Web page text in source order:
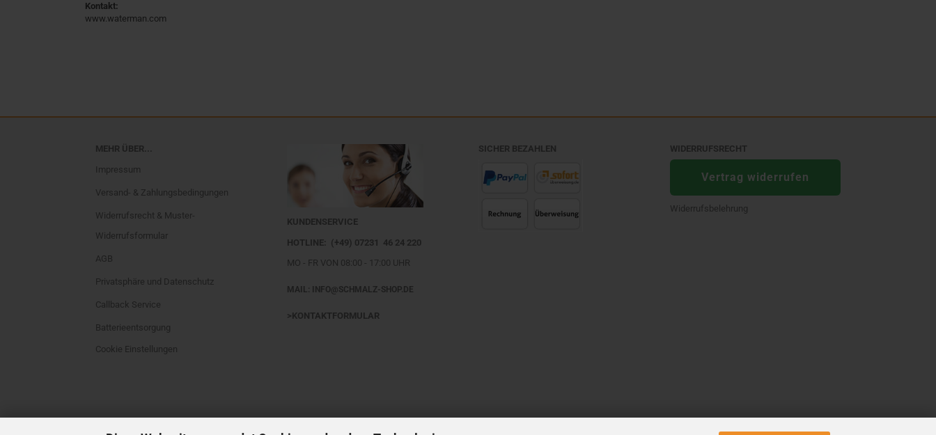
Kontakt:
www.waterman.com
MEHR ÜBER...
Impressum
Versand- & Zahlungsbedingungen
Widerrufsrecht & Muster-
Widerrufsformular
AGB
Privatsphäre und Datenschutz
Callback Service
Batterieentsorgung
Cookie Einstellungen
KUNDENSERVICE
HOTLINE: (+49) 07231 46 24 220
MO - FR VON 08:00 - 17:00 UHR
MAIL: INFO@SCHMALZ-SHOP.DE
>KONTAKTFORMULAR
SICHER BEZAHLEN WIDERRUFSRECHT
Vertrag widerrufen
Widerrufsbelehrung